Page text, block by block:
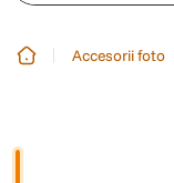
Accesorii foto